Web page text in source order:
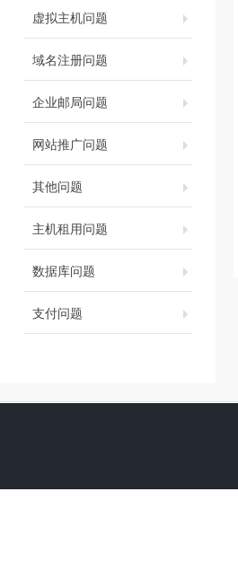
虚拟主机问题
域名注册问题
企业邮局问题
网站推广问题
其他问题
主机租用问题
数据库问题
支付问题